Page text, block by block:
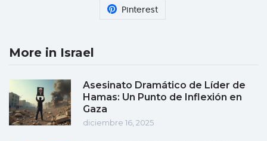
Pinterest
More in Israel
Asesinato Dramático de Líder de
Hamas: Un Punto de Inflexión en
Gaza
diciembre 16, 2025